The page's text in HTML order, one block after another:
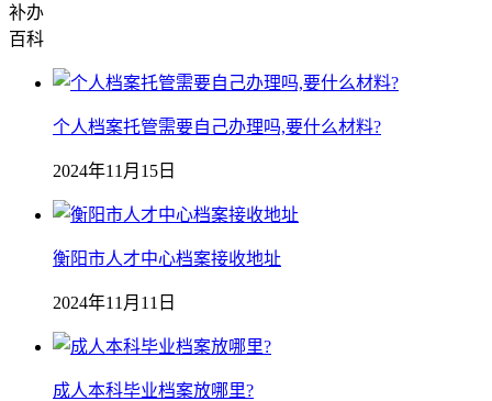
补办
百科
个人档案托管需要自己办理吗,要什么材料?
2024年11月15日
衡阳市人才中心档案接收地址
2024年11月11日
成人本科毕业档案放哪里?